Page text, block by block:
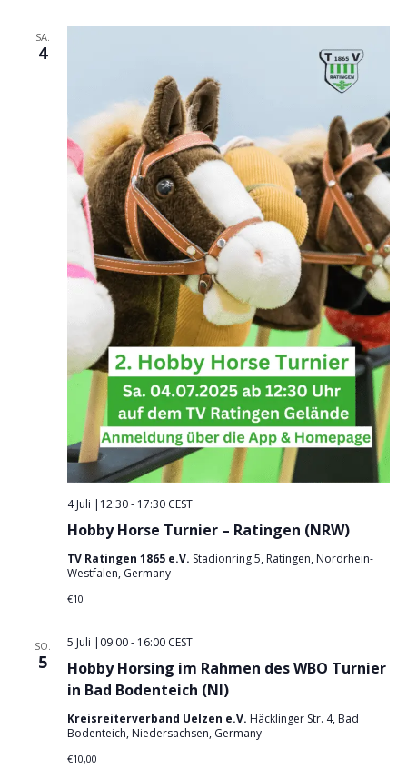
SA.
4
Hobby Horse Turnier – Ratingen (NRW)
4 Juli |12:30- 17:30 CEST
TV Ratingen 1865 e.V. Stadionring 5, Ratingen, Nordrhein-
Westfalen, Germany
€10
SO.
5
Hobby Horsing im Rahmen des WBO Turnier
in Bad Bodenteich (NI)
5 Juli |09:00- 16:00 CEST
Kreisreiterverband Uelzen e.V. Häcklinger Str. 4, Bad
Bodenteich, Niedersachsen, Germany
€10,00